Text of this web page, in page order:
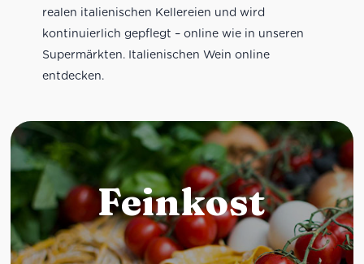
realen italienischen Kellereien und wird
kontinuierlich gepflegt – online wie in unseren
Supermärkten. Italienischen Wein online
entdecken.
Feinkost